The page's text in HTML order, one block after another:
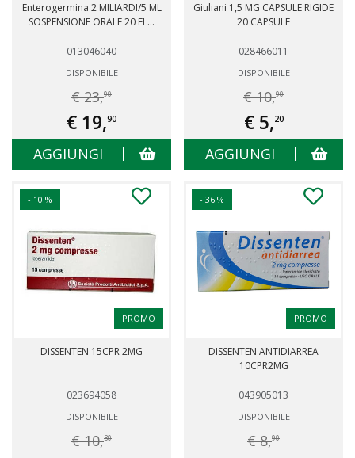
Enterogermina 2 MILIARDI/5 ML
SOSPENSIONE ORALE 20 FL...
013046040
DISPONIBILE
€ 23,90
€ 19,90
AGGIUNGI
Giuliani 1,5 MG CAPSULE RIGIDE
20 CAPSULE
028466011
DISPONIBILE
€ 10,90
€ 5,20
AGGIUNGI
- 10 %
PROMO
DISSENTEN 15CPR 2MG
023694058
DISPONIBILE
€ 10,30
- 36 %
PROMO
DISSENTEN ANTIDIARREA
10CPR2MG
043905013
DISPONIBILE
€ 8,90